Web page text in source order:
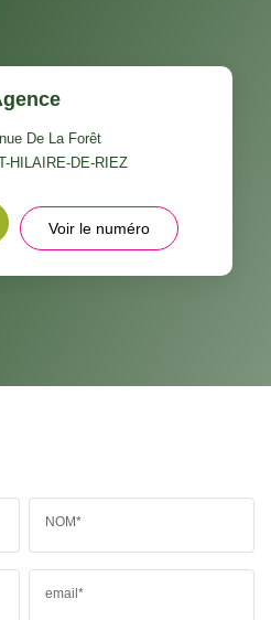
De La Forêt
HILAIRE-DE-RIEZ
Voir le numéro
NOM*
email*